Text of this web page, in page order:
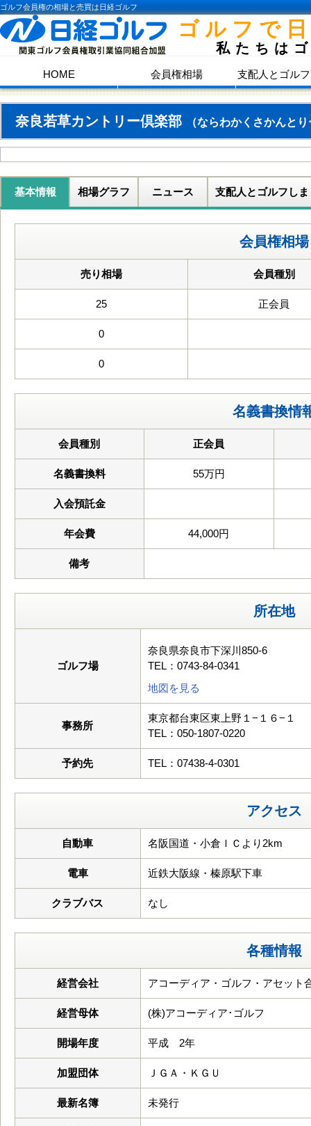
ゴルフ会員権の相場と売買は日経ゴルフ
ゴルフで
私たちは
HOME 会員権相場 支配人とゴル
奈良若草カントリー倶楽部 （ならわかくさかんと
基本情報 相場グラフ ニュース 支配人とゴルフしま
会員権相場
売り相場 会員種別
25 正会員
0
0
名義書換情
会員種別 正会員
名義書換料 55万円
入会預託金
年会費 44,000円
備考
所在地
ゴルフ場
奈良県奈良市下深川850-6
TEL：0743-84-0341
地図を見る
事務所
東京都台東区東上野１−１６−１
TEL：050-1807-0220
予約先 TEL：07438-4-0301
アクセス
自動車 名阪国道・小倉ＩＣより2km
電車 近鉄大阪線・榛原駅下車
クラブバス なし
各種情報
経営会社 アコーディア・ゴルフ・アセット
経営母体 (株)アコーディア･ゴルフ
開場年度 平成 2年
加盟団体 ＪＧＡ・ＫＧＵ
最新名簿 未発行